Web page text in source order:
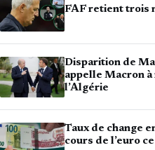
FAF retient trois
Disparition de
appelle Macron
l’Algérie
Taux de change
cours de l’euro